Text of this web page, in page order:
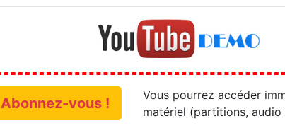
Abonnez-vous !
Vous pourrez accéder
matériel (partitions, audio